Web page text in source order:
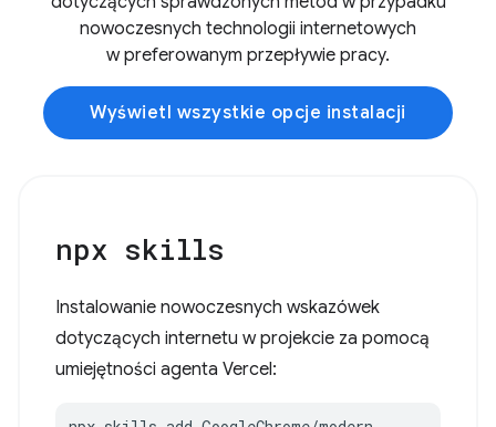
nowoczesnych technologii internetowych
w preferowanym przepływie pracy.
Wyświetl wszystkie opcje instalacji
npx skills
Instalowanie nowoczesnych wskazówek
dotyczących internetu w projekcie za pomocą
umiejętności agenta Vercel: